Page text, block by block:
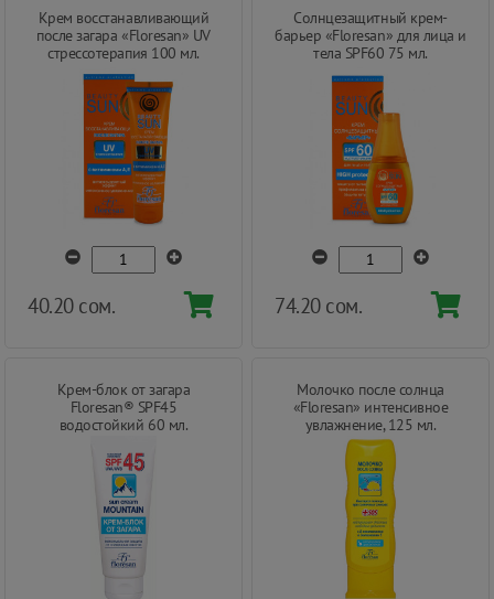
Крем восстанавливающий
после загара «Floresan» UV
стрессотерапия 100 мл.
40.20 сом.
Солнцезащитный крем-
барьер «Floresan» для лица и
тела SPF60 75 мл.
74.20 сом.
Крем-блок от загара
Floresan® SPF45
водостойкий 60 мл.
Молочко после солнца
«Floresan» интенсивное
увлажнение, 125 мл.